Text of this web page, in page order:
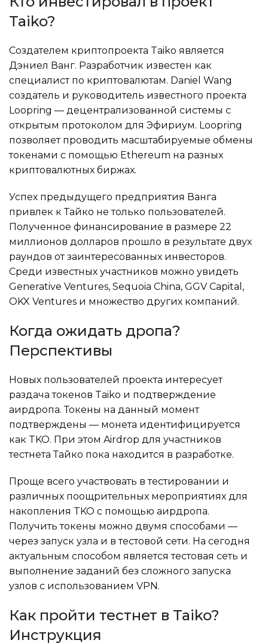
Taiko?
Создателем криптопроекта Taiko является
Дэниел Ванг. Разработчик известен как
специалист по криптовалютам. Daniel Wang
создатель и руководитель известного проекта
Loopring — децентрализованной системы с
открытым протоколом для Эфириум. Loopring
позволяет проводить масштабируемые обмены
токенами с помощью Ethereum на разных
криптовалютных биржах.
Успех предыдущего предприятия Ванга
привлек к Тайко не только пользователей.
Полученное финансирование в размере 22
миллионов долларов прошло в результате двух
раундов от заинтересованных инвесторов.
Среди известных участников можно увидеть
Generative Ventures, Sequoia China, GGV Capital,
OKX Ventures и множество других компаний.
Когда ожидать дропа?
Перспективы
Новых пользователей проекта интересует
раздача токенов Taiko и подтверждение
аирдропа. Токены на данный момент
подтверждены — монета идентифицируется
как TKO. При этом Airdrop для участников
тестнета Тайко пока находится в разработке.
Проще всего участвовать в тестировании и
различных поощрительных мероприятиях для
накопления TKO с помощью аирдропа.
Получить токены можно двумя способами —
через запуск узла и в тестовой сети. На сегодня
актуальным способом является тестовая сеть и
выполнение заданий без сложного запуска
узлов с использованием VPN.
Как пройти тестнет в Taiko?
Инструкция